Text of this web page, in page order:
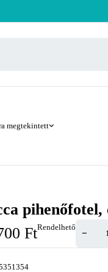
megtekintett
pihenőfotel,
FtRendelhető